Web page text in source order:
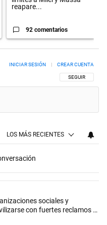
reapare...
92 comentarios
SIGA ESTA
SEGUIR
INICIAR SESIÓN CREAR CUENTA
LOS MÁS RECIENTES
más comentarios en los
Cayetano 2026:
sociales y
con fuertes reclamos al